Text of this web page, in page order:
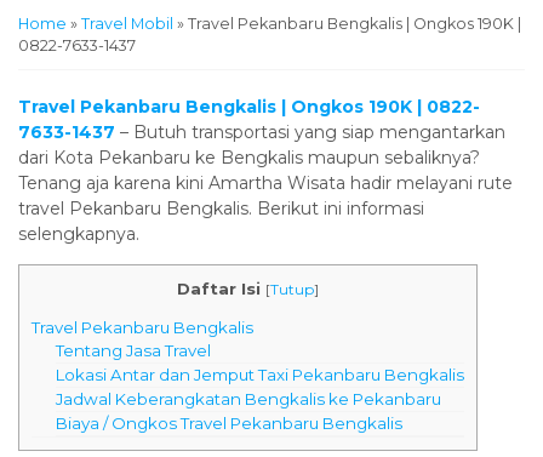
Home » Travel Mobil » Travel Pekanbaru Bengkalis | Ongkos 190K |
0822-7633-1437
Travel Pekanbaru Bengkalis | Ongkos 190K | 0822-
7633-1437 – Butuh transportasi yang siap mengantarkan
dari Kota Pekanbaru ke Bengkalis maupun sebaliknya?
Tenang aja karena kini Amartha Wisata hadir melayani rute
travel Pekanbaru Bengkalis. Berikut ini informasi
selengkapnya.
Daftar Isi [Tutup]
Travel Pekanbaru Bengkalis
Tentang Jasa Travel
Lokasi Antar dan Jemput Taxi Pekanbaru Bengkalis
Jadwal Keberangkatan Bengkalis ke Pekanbaru
Biaya / Ongkos Travel Pekanbaru Bengkalis